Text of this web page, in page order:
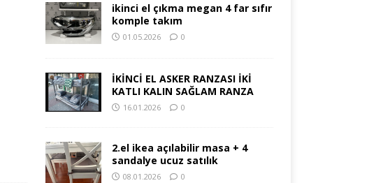
ikinci el çıkma megan 4 far sıfır
komple takım
01.05.2026 0
İKİNCİ EL ASKER RANZASI İKİ
KATLI KALIN SAĞLAM RANZA
16.01.2026 0
2.el ikea açılabilir masa + 4
sandalye ucuz satılık
08.01.2026 0